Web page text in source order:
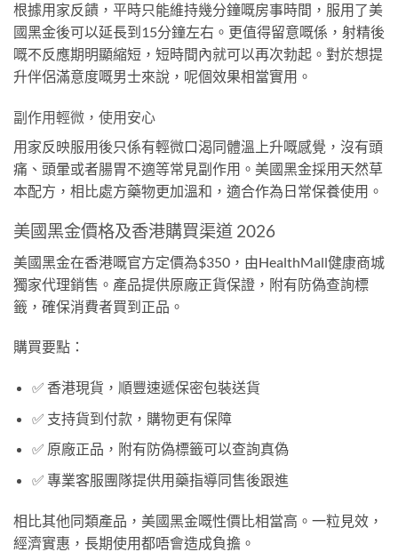
根據用家反饋，平時只能維持幾分鐘嘅房事時間，服用了美
國黑金後可以延長到15分鐘左右。更值得留意嘅係，射精後
嘅不反應期明顯縮短，短時間內就可以再次勃起。對於想提
升伴侶滿意度嘅男士來說，呢個效果相當實用。
副作用輕微，使用安心
用家反映服用後只係有輕微口渴同體溫上升嘅感覺，沒有頭
痛、頭暈或者腸胃不適等常見副作用。美國黑金採用天然草
本配方，相比處方藥物更加溫和，適合作為日常保養使用。
美國黑金價格及香港購買渠道 2026
美國黑金在香港嘅官方定價為$350，由HealthMall健康商城
獨家代理銷售。產品提供原廠正貨保證，附有防偽查詢標
籤，確保消費者買到正品。
購買要點：
✅ 香港現貨，順豐速遞保密包裝送貨
✅ 支持貨到付款，購物更有保障
✅ 原廠正品，附有防偽標籤可以查詢真偽
✅ 專業客服團隊提供用藥指導同售後跟進
相比其他同類產品，美國黑金嘅性價比相當高。一粒見效，
經濟實惠，長期使用都唔會造成負擔。